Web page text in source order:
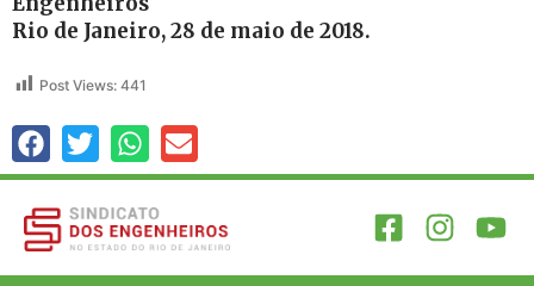
Rio de Janeiro, 28 de maio de 2018.
Post Views: 441